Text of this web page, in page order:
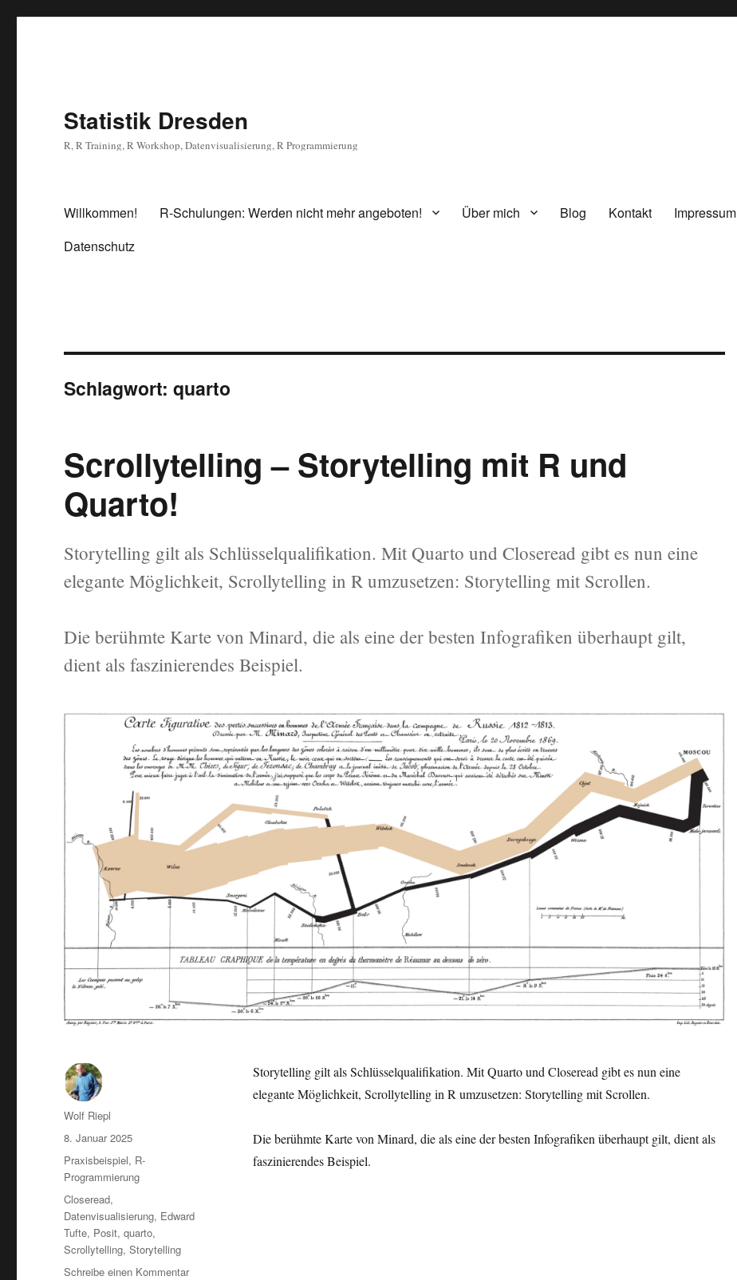
Statistik Dresden
R, R Training, R Workshop, Datenvisualisierung, R Programmierung
Willkommen! R-Schulungen: Werden nicht mehr angeboten! Über mich Blog Kontakt Impressum
Datenschutz
Schlagwort:quarto
Scrollytelling – Storytelling mit R und
Quarto!
Storytelling gilt als Schlüsselqualifikation. Mit Quarto und Closeread gibt es nun eine
elegante Möglichkeit, Scrollytelling in R umzusetzen: Storytelling mit Scrollen.
Die berühmte Karte von Minard, die als eine der besten Infografiken überhaupt gilt,
dient als faszinierendes Beispiel.
Storytelling gilt als Schlüsselqualifikation. Mit Quarto und Closeread gibt es nun eine
elegante Möglichkeit, Scrollytelling in R umzusetzen: Storytelling mit Scrollen.
Die berühmte Karte von Minard, die als eine der besten Infografiken überhaupt gilt, dient als
faszinierendes Beispiel.
Autor
Wolf Riepl
Veröffentlicht
am
8. Januar 2025
Kategorien
Praxisbeispiel, R-
Programmierung
Schlagwörter
Closeread,
Datenvisualisierung, Edward
Tufte, Posit,quarto,
Scrollytelling,Storytelling
Schreibe einen Kommentarzu